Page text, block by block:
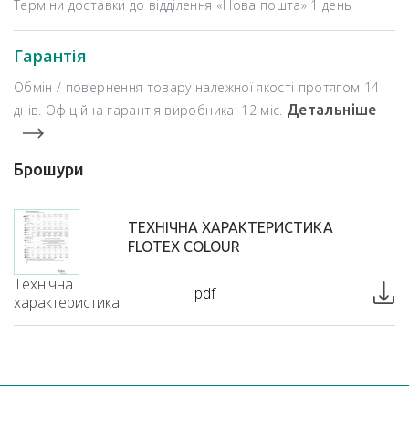
Терміни доставки до відділення «Нова пошта» 1 день
Гарантія
Обмін / повернення товару належної якості протягом 14
днів. Офіційна гарантія виробника: 12 міс. Детальніше
Брошури
ТЕХНІЧНА ХАРАКТЕРИСТИКА
FLOTEX COLOUR
Технічна
характеристика
pdf